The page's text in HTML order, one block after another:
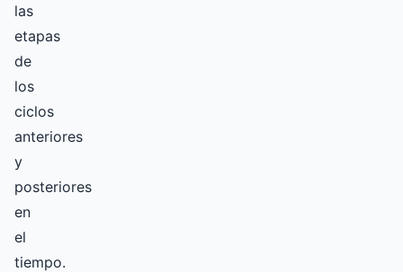
las
etapas
de
los
ciclos
anteriores
y
posteriores
en
el
tiempo.